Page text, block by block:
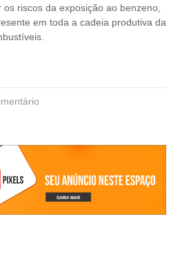
riscos da exposição ao benzeno,
em toda a cadeia produtiva da